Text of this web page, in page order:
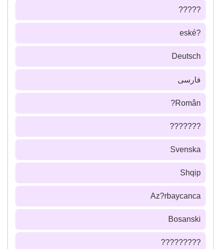
?????
?eské
Deutsch
فارسى
Român?
???????
Svenska
Shqip
Az?rbaycanca
Bosanski
?????????